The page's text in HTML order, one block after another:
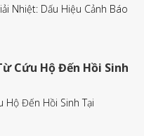
Nhiệt: Dấu Hiệu Cảnh Báo
Cứu Hộ Đến Hồi Sinh
Hộ Đến Hồi Sinh Tại